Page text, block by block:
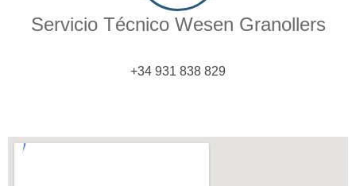
Servicio Técnico Wesen Granollers
+34 931 838 829